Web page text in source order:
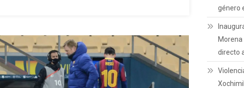
género
directo